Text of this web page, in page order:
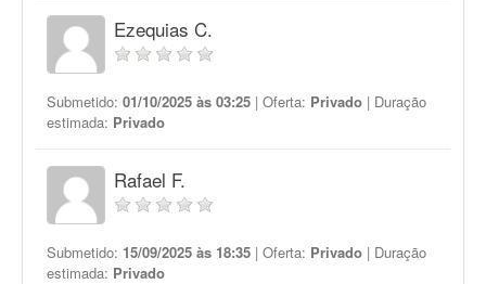
Ezequias C.
Submetido: 01/10/2025 às 03:25 | Oferta: Privado | Duração
estimada: Privado
Rafael F.
Submetido: 15/09/2025 às 18:35 | Oferta: Privado | Duração
estimada: Privado